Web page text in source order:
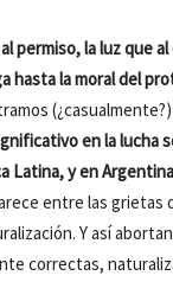
permiso, la luz que
hasta la moral del
en la lucha
Latina, y en
entre las grietas
Y así
correctas,